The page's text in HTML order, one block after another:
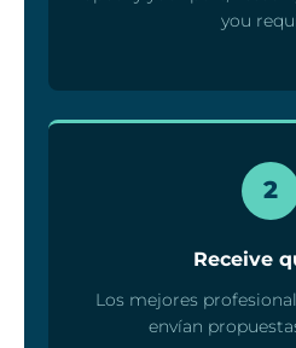
you
2
Receive
Los mejores
envían